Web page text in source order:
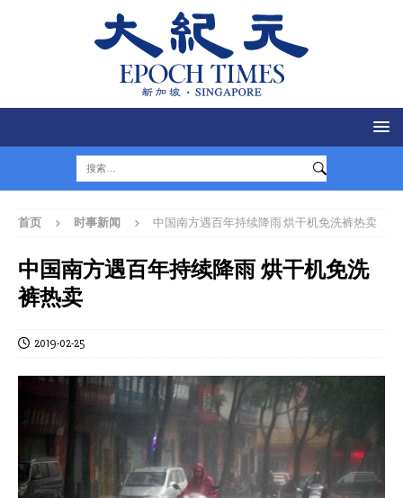
首页 时事新闻 中国南方遇百年持续降雨 烘干机免洗裤热卖
中国南方遇百年持续降雨 烘干机免洗
裤热卖
2019-02-25